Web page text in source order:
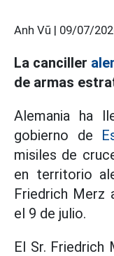
Anh Vũ | 09/07/
La canciller
de armas
Alemania ha
gobierno de
misiles de
en territorio
Friedrich Merz
el 9 de julio.
El Sr. Friedrich